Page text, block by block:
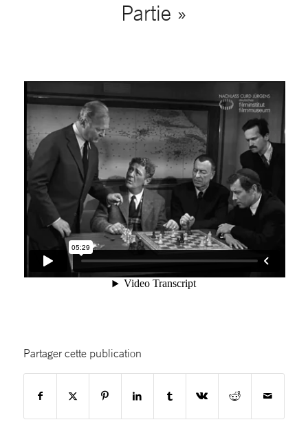
Partie »
Partager cette publication